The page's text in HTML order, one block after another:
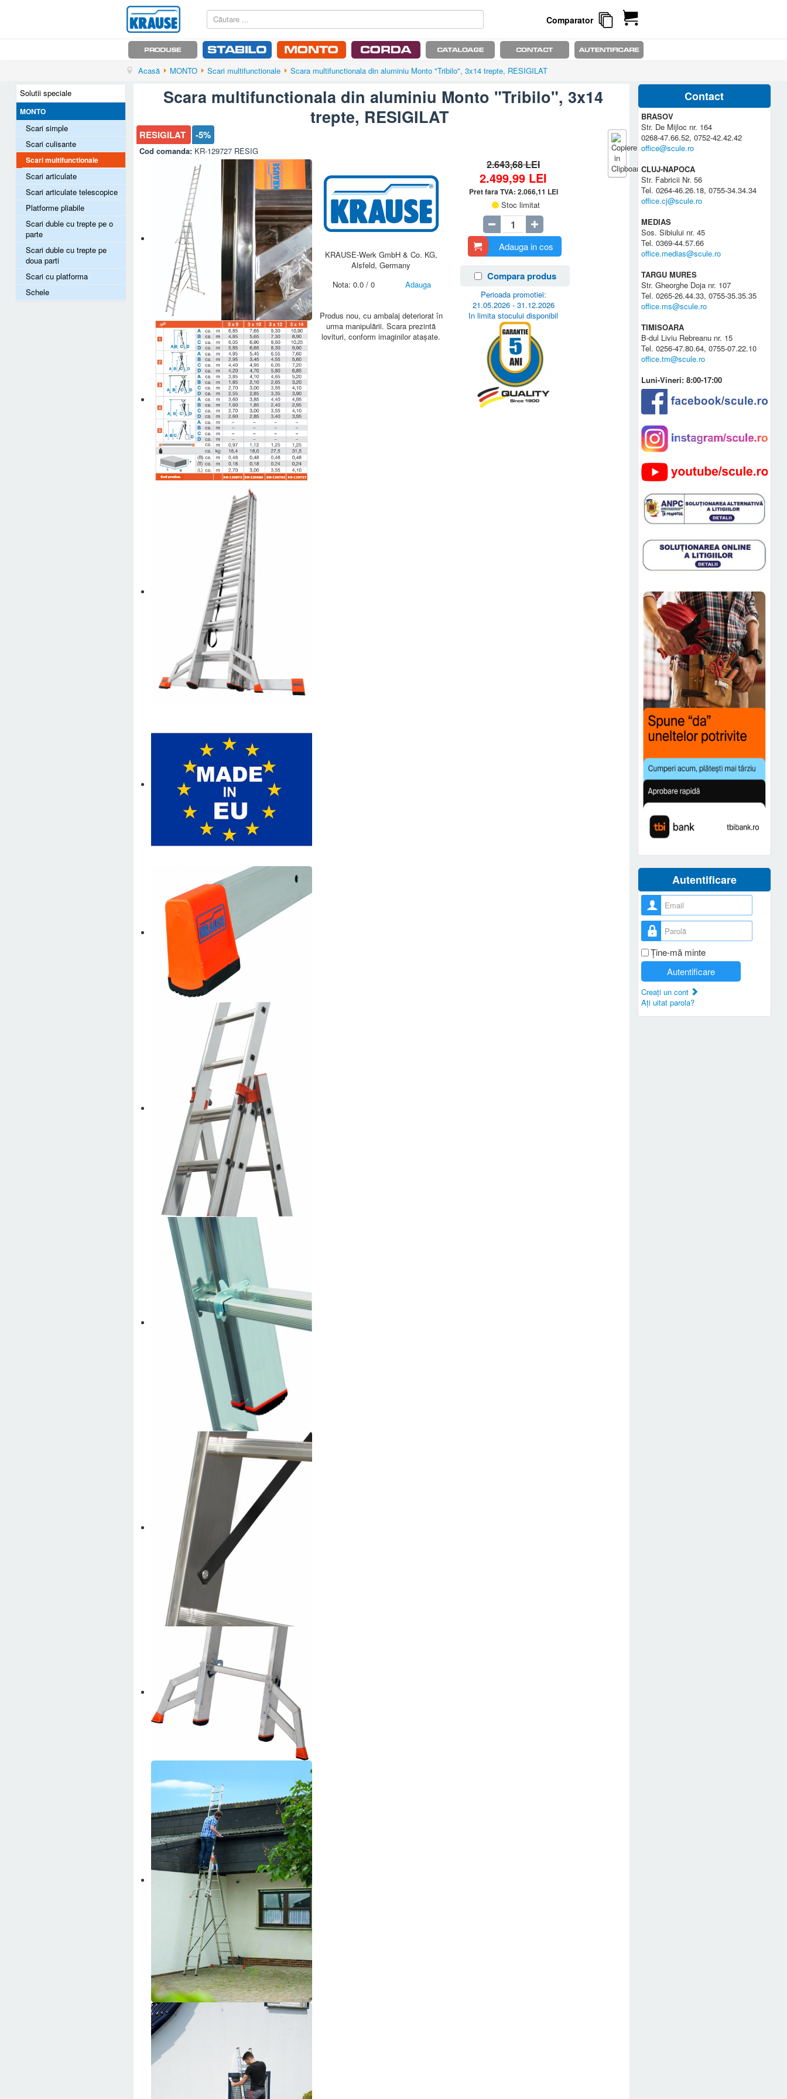
Comparator
Acasă MONTO Scari multifunctionale
Scara multifunctionala din aluminiu Monto "Tribilo", 3x14 trepte, RESIGILAT
Solutii speciale
MONTO
Scari simple
Scari culisante
Scari multifunctionale
Scari articulate
Scari articulate telescopice
Platforme pliabile
Scari duble cu trepte pe o
parte
Scari duble cu trepte pe
doua parti
Scari cu platforma
Schele
Scara multifunctionala din aluminiu Monto "Tribilo", 3x14
trepte, RESIGILAT
RESIGILAT -5%
Cod comanda: KR-129727 RESIG
KRAUSE-Werk GmbH & Co. KG,
Alsfeld, Germany
Nota:0.0/ 0 Adauga
Produs nou, cu ambalaj deteriorat în
urma manipulării. Scara prezintă
lovituri, conform imaginilor atașate.
2.643,68 LEI
2.499,99 LEI
Pret fara TVA: 2.066,11 LEI
Stoc limitat
Adauga in cos
Compara produs
Perioada promotiei:
21.05.2026 - 31.12.2026
In limita stocului disponibil
Contact
BRASOV
Str. De Mijloc nr. 164
0268-47.66.52, 0752-42.42.42
office@scule.ro
CLUJ-NAPOCA
Str. Fabricii Nr. 56
Tel. 0264-46.26.18, 0755-34.34.34
office.cj@scule.ro
MEDIAS
Sos. Sibiului nr. 45
Tel. 0369-44.57.66
office.medias@scule.ro
TARGU MURES
Str. Gheorghe Doja nr. 107
Tel. 0265-26.44.33, 0755-35.35.35
office.ms@scule.ro
TIMISOARA
B-dul Liviu Rebreanu nr. 15
Tel. 0256-47.80.64, 0755-07.22.10
office.tm@scule.ro
Luni-Vineri: 8:00-17:00
Autentificare
Nume utilizator
Parolă
Ţine-mă minte
Autentificare
Creaţi un cont
Aţi uitat parola?